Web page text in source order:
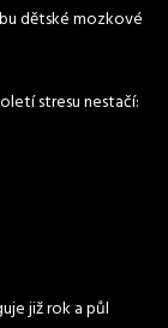
dětské mozkové
stresu nestačí:
již rok a půl